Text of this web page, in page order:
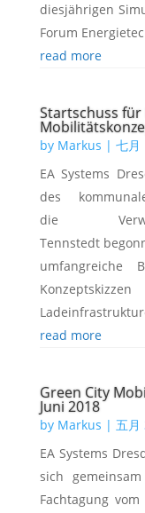
diesjährigen
Forum
read more
Startschuss für
by Markus | 七月
EA Systems
des
die
Tennstedt
umfangreiche
read more
Green City
Juni 2018
by Markus | 五月
EA Systems
sich
Fachtagung